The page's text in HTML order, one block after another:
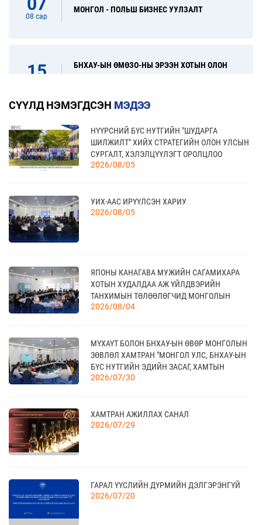
08 сар
МОНГОЛ - ПОЛЬШ БИЗНЕС УУЛЗАЛТ
15
БНХАУ-ЫН ӨМӨЗО-НЫ ЭРЭЭН ХОТЫН ОЛОН
31
08 сар
“FINE FOOD AUSTRALIA 2026” ОЛОН УЛСЫН
ХҮНСНИЙ САЛБАРЫН ҮЗЭСГЭЛЭН
17
09 сар
“УЛААНБААТАР ТҮНШЛЭЛ 2026” ХҮНСНИЙ
САЛБАРЫН ОЛОН УЛСЫН ҮЗЭСГЭЛЭН
18
09 сар
МОНГОЛЫН АРБИТРЫН ӨДӨР - 2026
20
09 сар
КАНАД УЛС - ТОРОНТО ХОТЫН БИЗНЕС АЯЛАЛ
10 сар
04
СҮҮЛД НЭМЭГДСЭН МЭДЭЭ
НҮҮРСНИЙ БҮС НУТГИЙН "ШУДАРГА
ШИЛЖИЛТ" ХИЙХ СТРАТЕГИЙН ОЛОН УЛСЫН
СУРГАЛТ, ХЭЛЭЛЦҮҮЛЭГТ ОРОЛЦЛОО
2026/08/05
УИХ-ААС ИРҮҮЛСЭН ХАРИУ
2026/08/05
ЯПОНЫ КАНАГАВА МУЖИЙН САГАМИХАРА
ХОТЫН ХУДАЛДАА АЖ ҮЙЛДВЭРИЙН
ТАНХИМЫН ТӨЛӨӨЛӨГЧИД МОНГОЛЫН
ҮНДЭСНИЙ ХУДАЛДАА АЖ ҮЙЛДВЭРИЙН
2026/08/04
МҮХАҮТ БОЛОН БНХАУ-ЫН ӨВӨР МОНГОЛЫН
ЗӨВЛӨЛ ХАМТРАН "МОНГОЛ УЛС, БНХАУ-ЫН
БҮС НУТГИЙН ЭДИЙН ЗАСАГ, ХАМТЫН
АЖИЛЛАГААНЫ УУЛЗАЛТ"-ЫГ ЗОХИОН
2026/07/30
ХАМТРАН АЖИЛЛАХ САНАЛ
2026/07/29
ГАРАЛ ҮҮСЛИЙН ДҮРМИЙН ДЭЛГЭРЭНГҮЙ
2026/07/20